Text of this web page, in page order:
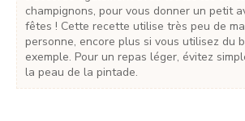
champignons, pour vous donner un petit
fêtes ! Cette recette utilise très peu de
personne, encore plus si vous utilisez du
exemple. Pour un repas léger, évitez
la peau de la pintade.